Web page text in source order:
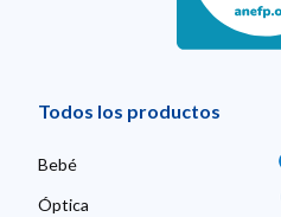
Todos los productos
Bebé
Óptica